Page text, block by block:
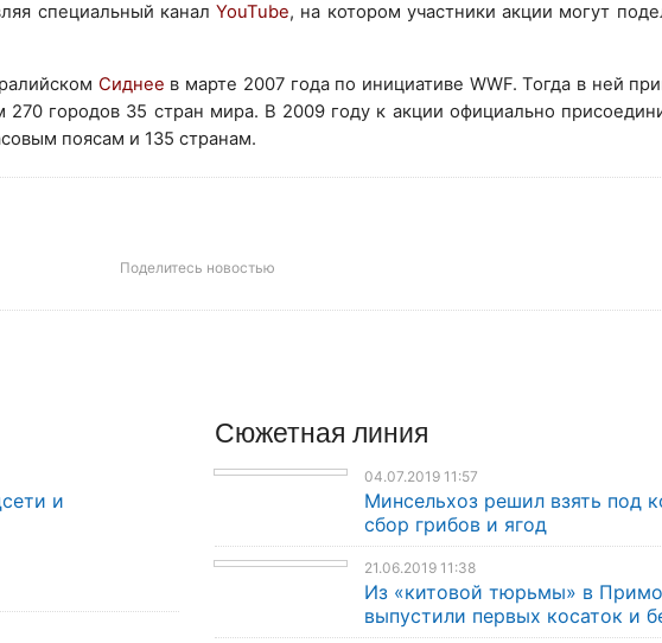
специальный каналYouTube, на котором участники акции могут
Сиднее в марте 2007 года по инициативе WWF. Тогда в ней
городов 35 стран мира. В 2009 году к акции официально
поясам и 135 странам.
Поделитесь новостью
и
Сюжетная линия
04.07.2019 11:57
Минсельхоз решил взять под
сбор грибов и ягод
21.06.2019 11:38
Из «китовой тюрьмы» в
выпустили первых косаток и